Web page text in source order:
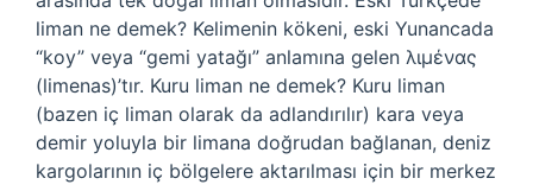
liman ne demek? Kelimenin kökeni, eski Yunancada
“koy” veya “gemi yatağı” anlamına gelen λιμένας
(limenas)’tır. Kuru liman ne demek? Kuru liman
(bazen iç liman olarak da adlandırılır) kara veya
demir yoluyla bir limana doğrudan bağlanan, deniz
kargolarının iç bölgelere aktarılması için bir merkez